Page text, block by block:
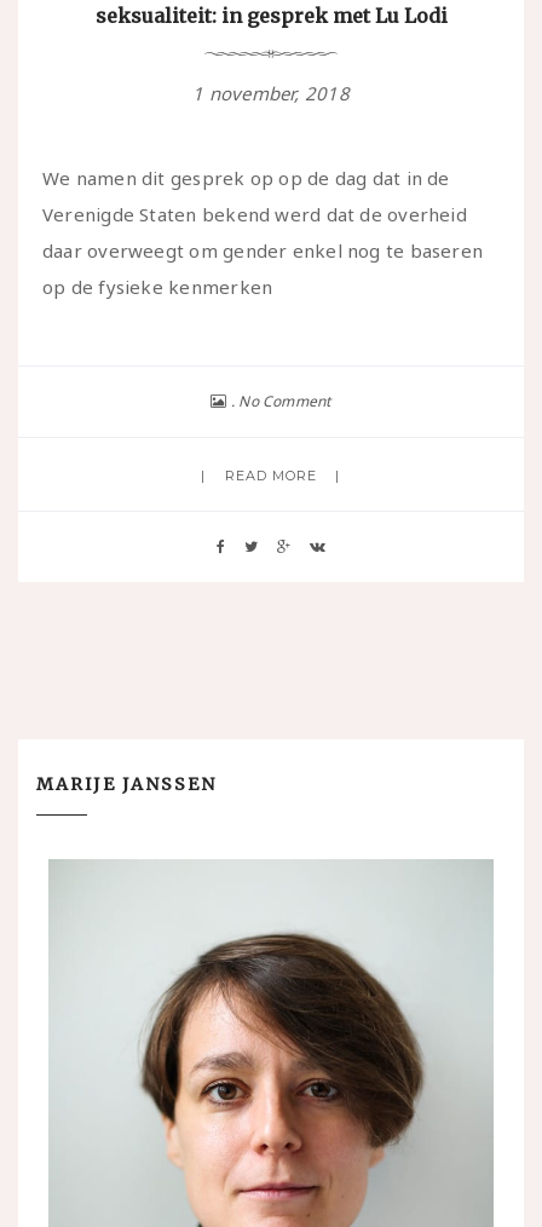
seksualiteit: in gesprek met Lu Lodi
1 november, 2018
We namen dit gesprek op op de dag dat in de
Verenigde Staten bekend werd dat de overheid
daar overweegt om gender enkel nog te baseren
op de fysieke kenmerken
No Comment
READ MORE
MARIJE JANSSEN